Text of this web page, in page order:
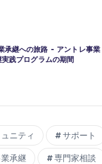
承継への旅路 - アントレ事業
践プログラムの期間
ニティ サポート
承継 専門家相談